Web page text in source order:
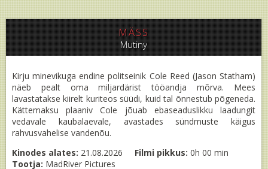
MÄSS
Mutiny
Kirju minevikuga endine politseinik Cole Reed (Jason Statham)
näeb pealt oma miljardärist tööandja mõrva. Mees
lavastatakse kiirelt kuriteos süüdi, kuid tal õnnestub põgeneda.
Kättemaksu plaaniv Cole jõuab ebaseaduslikku laadungit
vedavale kaubalaevale, avastades sündmuste käigus
rahvusvahelise vandenõu.
Kinodes alates: 21.08.2026 Filmi pikkus: 0h 00 min
Tootja: MadRiver Pictures